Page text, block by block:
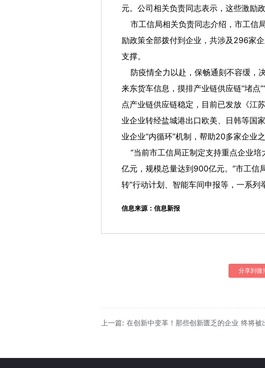
元。公司相关负责同志表示，这些激励
市工信局相关负责同志介绍，市工信
励政策全部拨付到企业，共涉及296家
支撑。
防疫情全力以赴，保畅通刻不容缓，
来东货车信息，摸排产业链供应链“堵点
点产业链供应链稳定，目前已发放《江
业企业转经盐城港出口欧美、日韩等国
业企业“内循环”机制，帮助20多家企业
“当前市工信局正制定支持重点企业培
亿元，规模总量达到900亿元。”市工信
转”行动计划、智能车间申报等，一系列
信息来源：信息新报
分享到微
上一篇: 在创新中变革！那些创新匮乏的企业 终将被